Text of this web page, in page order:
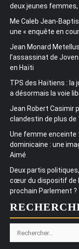
deux jeunes
Me Caleb Jean-
une « enquête en
Jean Monard
l’assassinat de
en Haïti
TPS des Haïtiens : la
a désormais la voie
Jean Robert Casimir
clandestin de plus de
Une femme enceinte
dominicaine : une
Aimé
Deux partis
cœur du dispositif de
prochain Parlement ?
Rechercher :